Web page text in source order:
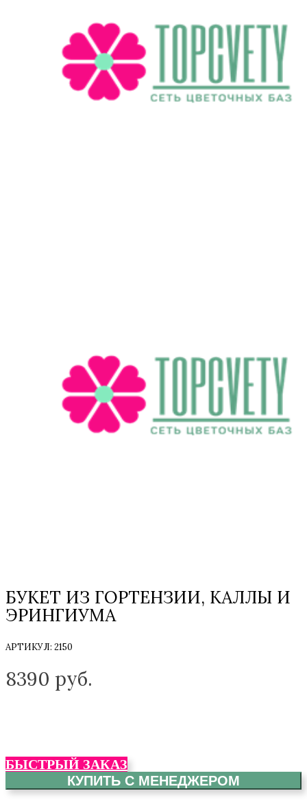
БУКЕТ ИЗ ГОРТЕНЗИИ, КАЛЛЫ И
ЭРИНГИУМА
АРТИКУЛ: 2150
8390 руб.
БЫСТРЫЙ ЗАКАЗ
КУПИТЬ С МЕНЕДЖЕРОМ